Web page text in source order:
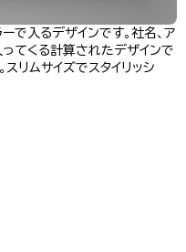
で入るデザインです。社名、ア
てくる計算されたデザインで
リムサイズでスタイリッシ